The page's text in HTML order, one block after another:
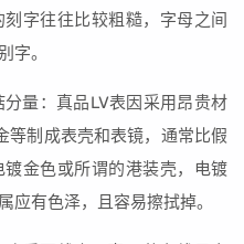
字往往比较粗糙，字母之间
字。
量：真品LV表因采用昂贵材
等制成表壳和表镜，通常比假
金色或所谓的港装壳，电镀
应有色泽，且容易擦拭掉。